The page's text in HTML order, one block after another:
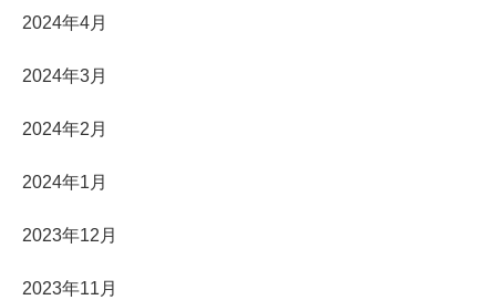
2024年4月
2024年3月
2024年2月
2024年1月
2023年12月
2023年11月